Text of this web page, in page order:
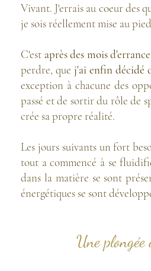
Vivant. J'errais au coeur des
je sois réellement mise au
C'est après des mois
perdre, que j'ai enfin décidé
exception à chacune des
passé et de sortir du rôle de
crée sa propre réalité.
Les jours suivants un fort
tout a commencé à se
dans la matière se sont
énergétiques se sont
Une